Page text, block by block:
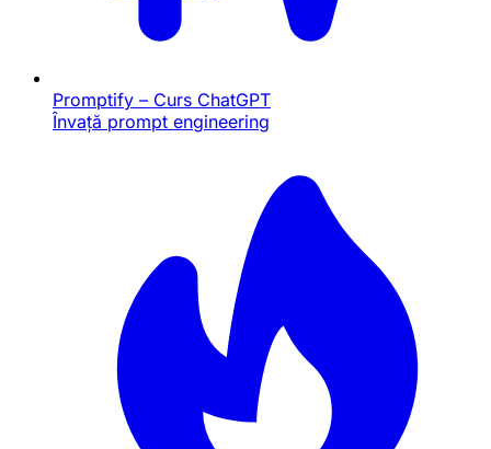
Promptify – Curs ChatGPT
Învață prompt engineering